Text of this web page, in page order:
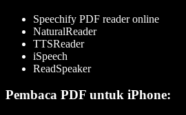
Speechify PDF reader online
NaturalReader
TTSReader
iSpeech
ReadSpeaker
Pembaca PDF untuk iPhone: